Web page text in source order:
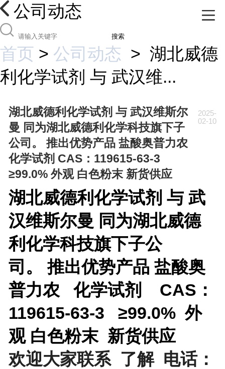
公司动态
搜索
首页 > 公司动态 > 湖北威德
利化学试剂 与 武汉维...
湖北威德利化学试剂 与 武汉维斯尔
曼 同为湖北威德利化学科技旗下子
公司。 推出优势产品 盐酸奥普力农
化学试剂 CAS：119615-63-3
≥99.0% 外观 白色粉末 新货供应
2025-
02-10
湖北威德利化学试剂 与 武
汉维斯尔曼 同为湖北威德
利化学科技旗下子公
司。推出优势产品 盐酸奥
普力农 化学试剂 CAS：
119615-63-3 ≥99.0% 外
观 白色粉末 新货供应
欢迎大家联系 了解 电话：